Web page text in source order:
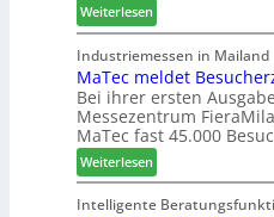
t
s
f
ü
h
r
r
e
n
f
ü
r
P
a
n
o
-
F
r
ä
s
r
u
Weiterlesen:
W
e
C
a
r
e
-
A
k
Industriemessen in Mailand
MaTec meldet
Bei ihrer ersten
Messezentrum
MaTec fast 45.000
Weiterlesen:
M
a
Intelligente